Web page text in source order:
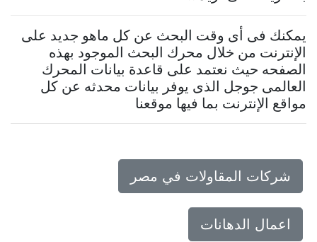
يمكنك فى أى وقت البحث عن كل ماهو جديد على
الإنترنت من خلال محرك البحث الموجود بهذه
الصفحه حيث نعتمد على قاعدة بيانات المحرك
العالمى جوجل الذى يوفر بيانات محدثه عن كل
مواقع الإنترنت بما فيها موقعنا
شركات المقاولات في مصر
اعمال الدهانات